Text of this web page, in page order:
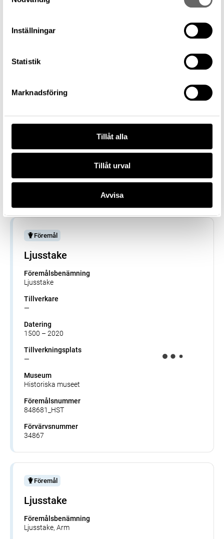
Inställningar
Statistik
Marknadsföring
Tillåt alla
Tillåt urval
Avvisa
Föremålsbenämning
Ljusstake
—
1100 – 2020
Föremålsnummer
Förvärvsnummer
Föremål
Ljusstake
Föremålsbenämning
Ljusstake
Tillverkare
—
Datering
1500 – 2020
Tillverkningsplats
—
Museum
Historiska museet
Föremålsnummer
848681_HST
Förvärvsnummer
34867
Föremål
Ljusstake
Föremålsbenämning
Ljusstake, Arm